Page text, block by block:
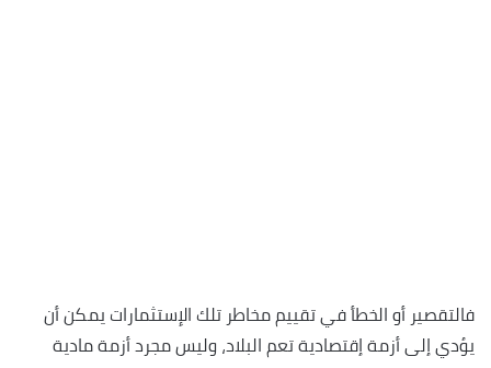
فالتقصير أو الخطأ في تقييم مخاطر تلك الإستثمارات يمكن أن
يؤدي إلى أزمة إقتصادية تعم البلاد، وليس مجرد أزمة مادية